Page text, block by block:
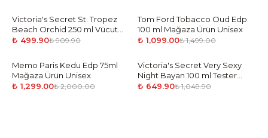
-45%
Victoria's Secret St. Tropez
Beach Orchid 250 ml Vücut
Spreyi
₺ 499.90₺ 909.90
-27%
Tom Ford Tobacco Oud Edp
100 ml Mağaza Ürün Unisex
₺ 1,099.00₺ 1,499.00
-35%
Memo Paris Kedu Edp 75ml
Mağaza Ürün Unisex
₺ 1,299.00₺ 2,000.00
-38%
Victoria's Secret Very Sexy
Night Bayan 100 ml Tester
Parfüm Kadın
₺ 649.90₺ 1,049.90